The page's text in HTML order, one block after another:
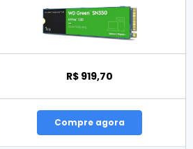
R$ 919,70
Compre agora